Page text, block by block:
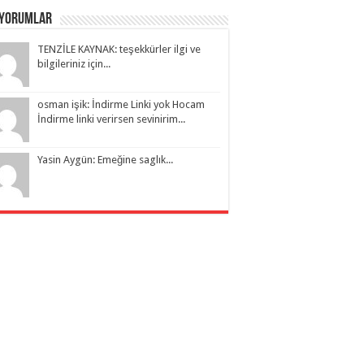
TENZİLE KAYNAK: teşekkürler ilgi ve
bilgileriniz için...
osman işik: İndirme Linki yok Hocam
İndirme linki verirsen sevinirim...
Yasin Aygün: Emeğine saglık...